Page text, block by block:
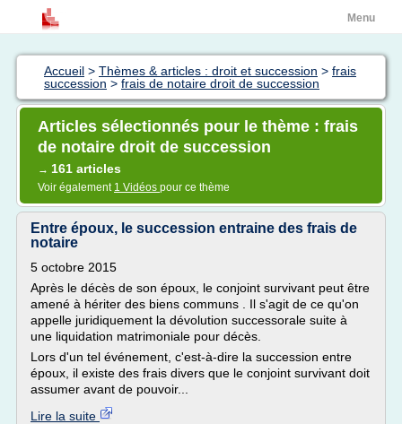
Menu
Accueil > Thèmes & articles : droit et succession > frais
succession > frais de notaire droit de succession
Articles sélectionnés pour le thème : frais
de notaire droit de succession
→ 161 articles
Voir également 1 Vidéos pour ce thème
Entre époux, le succession entraine des frais de
notaire
5 octobre 2015
Après le décès de son époux, le conjoint survivant peut être
amené à hériter des biens communs . Il s'agit de ce qu'on
appelle juridiquement la dévolution successorale suite à
une liquidation matrimoniale pour décès.
Lors d'un tel événement, c'est-à-dire la succession entre
époux, il existe des frais divers que le conjoint survivant doit
assumer avant de pouvoir...
Lire la suite